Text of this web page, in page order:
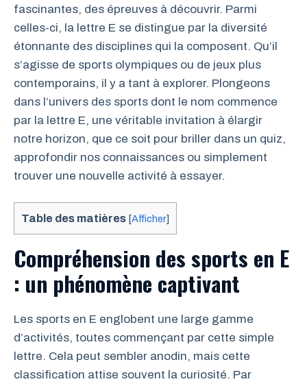
fascinantes, des épreuves à découvrir. Parmi
celles-ci, la lettre E se distingue par la diversité
étonnante des disciplines qui la composent. Qu’il
s’agisse de sports olympiques ou de jeux plus
contemporains, il y a tant à explorer. Plongeons
dans l’univers des sports dont le nom commence
par la lettre E, une véritable invitation à élargir
notre horizon, que ce soit pour briller dans un quiz,
approfondir nos connaissances ou simplement
trouver une nouvelle activité à essayer.
Table des matières [Afficher]
Compréhension des sports en E
: un phénomène captivant
Les sports en E englobent une large gamme
d’activités, toutes commençant par cette simple
lettre. Cela peut sembler anodin, mais cette
classification attise souvent la curiosité. Par